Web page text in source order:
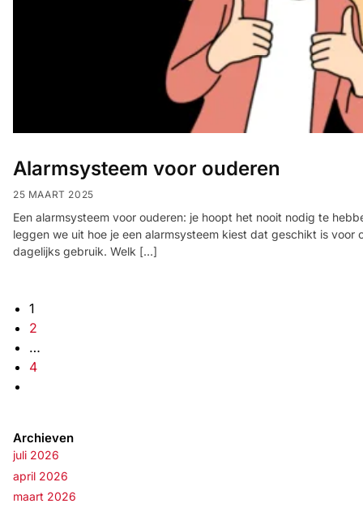
Alarmsysteem voor ouderen
25 MAART 2025
Een alarmsysteem voor ouderen: je hoopt het nooit nodig te
leggen we uit hoe je een alarmsysteem kiest dat geschikt is
dagelijks gebruik. Welk […]
1
2
…
4
Archieven
juli 2026
april 2026
maart 2026